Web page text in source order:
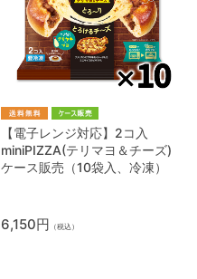
【電子レンジ対応】2コ入
miniPIZZA(テリマヨ＆チーズ)
ケース販売（10袋入、冷凍）
6,150円 （税込）